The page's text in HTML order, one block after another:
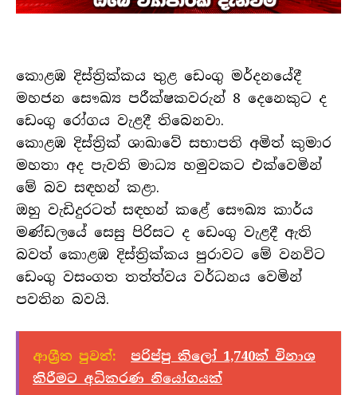
කොළඹ දිස්ත්‍රික්කය තුළ ඩෙංගු මර්දනයේදී
මහජන සෞඛ්‍ය පරීක්ෂකවරුන් 8 දෙනෙකුට ද
ඩෙංගු රෝගය වැළදී තිබෙනවා.
කොළඹ දිස්ත්‍රික් ශාඛාවේ සභාපති අමිත් කුමාර
මහතා අද පැවති මාධ්‍ය හමුවකට එක්වෙමින්
මේ බව සඳහන් කළා.
ඔහු වැඩිදුරටත් සඳහන් කළේ සෞඛ්‍ය කාර්ය
මණ්ඩලයේ සෙසු පිරිසට ද ඩෙංගු වැළදී ඇති
බවත් කොළඹ දිස්ත්‍රික්කය පුරාවට මේ වනවිට
ඩෙංගු වසංගත තත්ත්වය වර්ධනය වෙමින්
පවතින බවයි.
ආශ්‍රීත පුවත්:
පරිප්පු කිලෝ 1,740ක් විනාශ
කිරීමට අධිකරණ නියෝගයක්